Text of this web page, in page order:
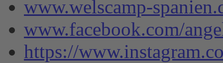
www.welscamp-
www.facebook.com/
https://